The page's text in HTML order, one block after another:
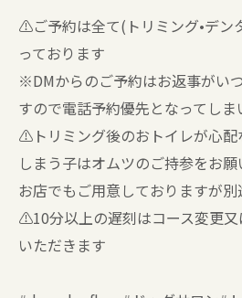
⚠️ご予約は全て(トリミング•デン
っております
※DMからのご予約はお返事がい
すので電話予約優先となってしま
⚠️トリミング後のおトイレが心配
しまう子はオムツのご持参をお
お店でもご用意しておりますが
⚠️10分以上の遅刻はコース変更
いただきます